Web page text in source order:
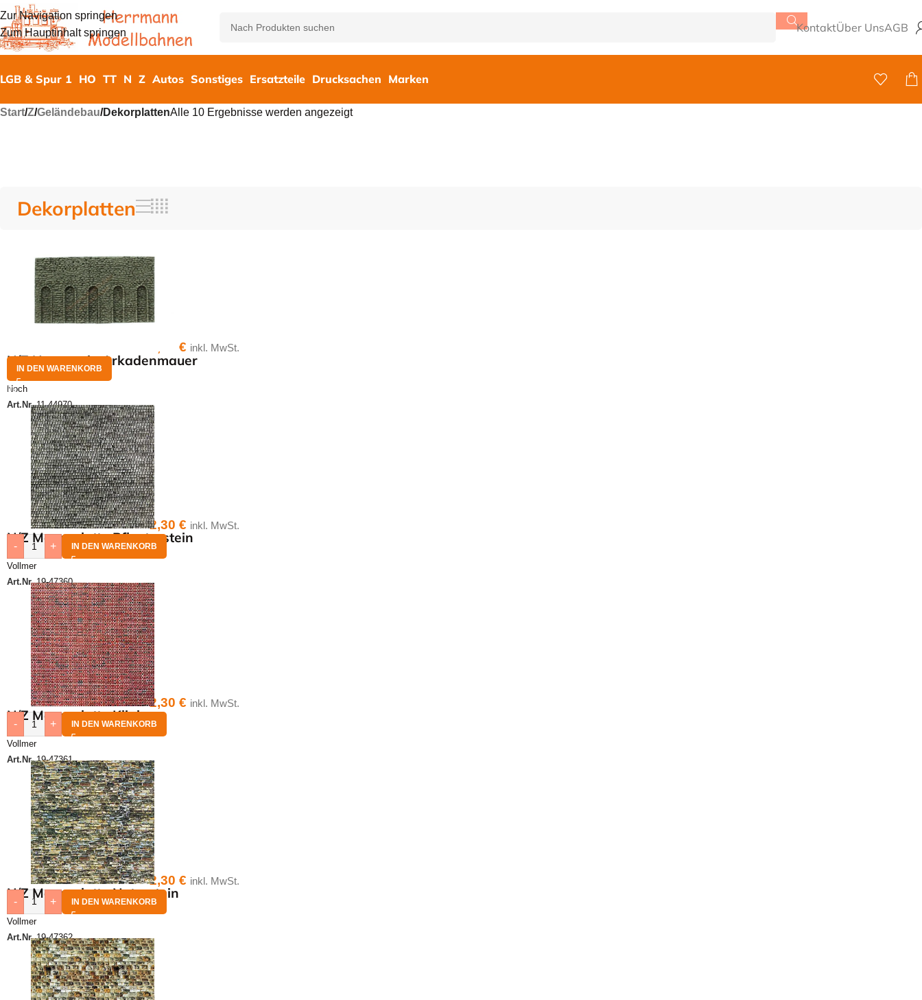
Zur Navigation springen
Zum Hauptinhalt springen
KontaktÜber UnsAGB
LGB & Spur 1 HO TT N Z Autos Sonstiges Ersatzteile Drucksachen Marken
Start/Z/Geländebau/DekorplattenAlle 10 Ergebnisse werden angezeigt
Dekorplatten
N/Z Naturstein Arkadenmauer
Noch
Art.Nr.11-44970
4,00€ inkl. MwSt.
IN DEN WARENKORB
N/Z Mauerplatte Pflasterstein
Vollmer
Art.Nr.19-47360
2,30€ inkl. MwSt.
-
+ IN DEN WARENKORB
N/Z Mauerplatte Klinker
Vollmer
Art.Nr.19-47361
2,30€ inkl. MwSt.
-
+ IN DEN WARENKORB
N/Z Mauerplatte Naturstein
Vollmer
Art.Nr.19-47362
2,30€ inkl. MwSt.
-
+ IN DEN WARENKORB